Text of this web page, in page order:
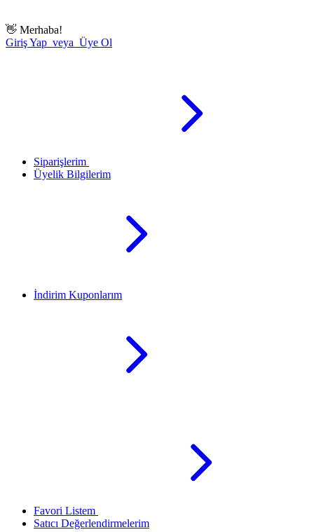
👋 Merhaba!
Giriş Yap veya Üye Ol
Siparişlerim
Üyelik Bilgilerim
İndirim Kuponlarım
Favori Listem
Satıcı Değerlendirmelerim